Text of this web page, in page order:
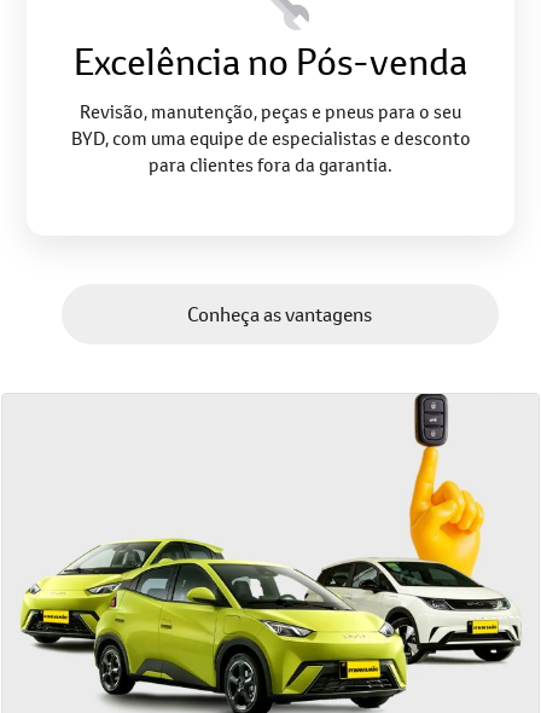
Excelência no Pós-venda
Revisão, manutenção, peças e pneus para o seu
BYD, com uma equipe de especialistas e desconto
para clientes fora da garantia.